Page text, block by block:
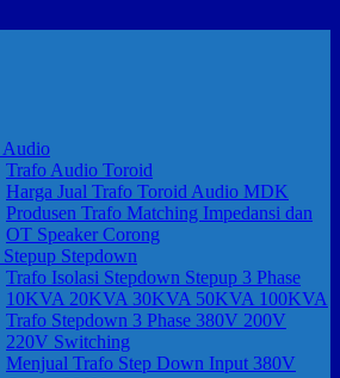
Audio
Trafo Audio Toroid
Harga Jual Trafo Toroid Audio MDK
Produsen Trafo Matching Impedansi dan
OT Speaker Corong
Stepdown
Trafo Isolasi Stepdown Stepup 3 Phase
10KVA 20KVA 30KVA 50KVA 100KVA
Trafo Stepdown 3 Phase 380V 200V
220V Switching
Menjual Trafo Step Down Input 380V